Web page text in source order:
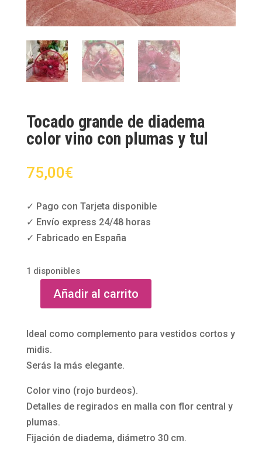
Tocado grande de diadema
color vino con plumas y tul
75,00€
✓ Pago con Tarjeta disponible
✓ Envío express 24/48 horas
✓ Fabricado en España
1 disponibles
Tocado
de
diadema
color
con
plumas
y
tul
Añadir al carrito
Ideal como complemento para vestidos cortos y
midis.
Serás la más elegante.
Color vino (rojo burdeos).
Detalles de regirados en malla con flor central y
plumas.
Fijación de diadema, diámetro 30 cm.